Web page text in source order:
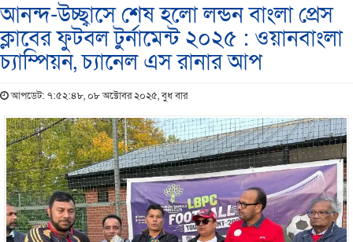
আনন্দ-উচ্ছ্বাসে শেষ হলো লন্ডন বাংলা প্রেস
ক্লাবের ফুটবল টুর্নামেন্ট ২০২৫ : ওয়ানবাংলা
চ্যাম্পিয়ন, চ্যানেল এস রানার আপ
আপডেট: ৭:৫২:৪৮, ০৮ অক্টোবর ২০২৫, বুধ বার